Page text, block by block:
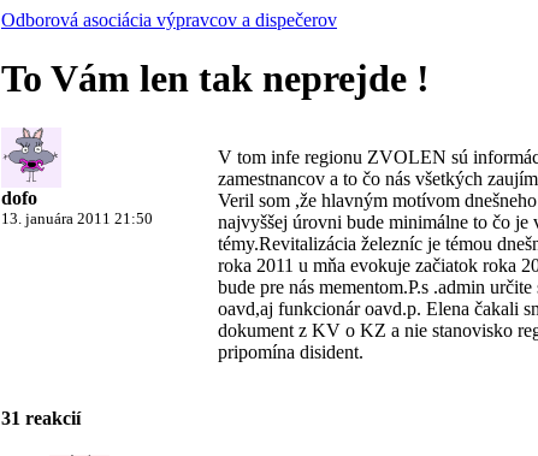
Odborová asociácia výpravcov a dispečerov
To Vám len tak neprejde !
dofo
13. januára 2011 21:50
V tom infe regionu ZVOLEN sú
zamestnancov a to čo nás všetkých
Veril som ,že hlavným motívom
najvyššej úrovni bude minimálne to čo je
témy.Revitalizácia železníc je témou
roka 2011 u mňa evokuje začiatok roka
bude pre nás mementom.P.s .admin
oavd,aj funkcionár oavd.p. Elena čakali
dokument z KV o KZ a nie stanovisko
pripomína disident.
31 reakcií